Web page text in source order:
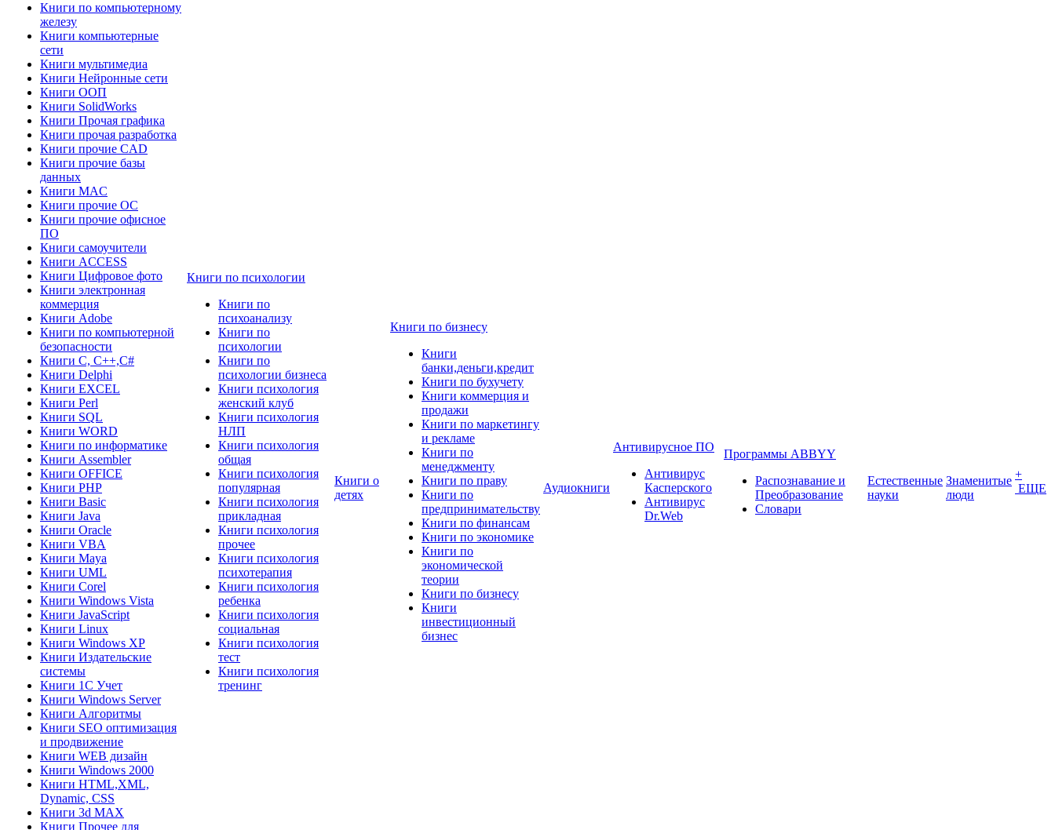
Книги по компьютерному
железу
Книги компьютерные
сети
Книги мультимедиа
Книги Нейронные сети
Книги ООП
Книги SolidWorks
Книги Прочая графика
Книги прочая разработка
Книги прочие CAD
Книги прочие базы
данных
Книги MAC
Книги прочие ОС
Книги прочие офисное
ПО
Книги самоучители
Книги ACCESS
Книги Цифровое фото
Книги электронная
коммерция
Книги Adobe
Книги по компьютерной
безопасности
Книги C, C++,С#
Книги Delphi
Книги EXCEL
Книги Perl
Книги SQL
Книги WORD
Книги по информатике
Книги Assembler
Книги OFFICE
Книги PHP
Книги Basic
Книги Java
Книги Oracle
Книги VBA
Книги Maya
Книги UML
Книги Corel
Книги Windows Vista
Книги JavaScript
Книги Linux
Книги Windows XP
Книги Издательские
системы
Книги 1C Учет
Книги Windows Server
Книги Алгоритмы
Книги SEO оптимизация
и продвижение
Книги WEB дизайн
Книги Windows 2000
Книги HTML,XML,
Dynamic, CSS
Книги 3d MAX
Книги Прочее для
Книги по психологии
Книги по
психоанализу
Книги по
психологии
Книги по
психологии бизнеса
Книги психология
женский клуб
Книги психология
НЛП
Книги психология
общая
Книги психология
популярная
Книги психология
прикладная
Книги психология
прочее
Книги психология
психотерапия
Книги психология
ребенка
Книги психология
социальная
Книги психология
тест
Книги психология
тренинг
Книги о
детях
Книги по бизнесу
Книги
банки,деньги,кредит
Книги по бухучету
Книги коммерция и
продажи
Книги по маркетингу
и рекламе
Книги по
менеджменту
Книги по праву
Книги по
предпринимательству
Книги по финансам
Книги по экономике
Книги по
экономической
теории
Книги по бизнесу
Книги
инвестиционный
бизнес
Аудиокниги
Антивирусное ПО
Антивирус
Касперского
Антивирус
Dr.Web
Программы ABBYY
Распознавание и
Преобразование
Словари
Естественные
науки
Знаменитые
люди
+
ЕЩЕ